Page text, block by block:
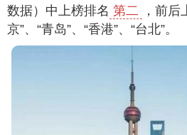
数据）中上榜排名 第二
，前后
京”、“青岛”、“香港”、“台北”。